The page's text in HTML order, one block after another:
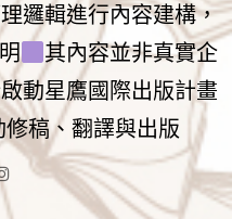
邏輯進行內容建構，
其內容並非真實企
動星鷹國際出版計畫
修稿、翻譯與出版
Instagram